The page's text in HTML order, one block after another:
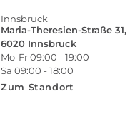
Innsbruck
Maria-Theresien-Straße 31,
6020 Innsbruck
Mo-Fr 09:00 - 19:00
Sa 09:00 - 18:00
Zum Standort